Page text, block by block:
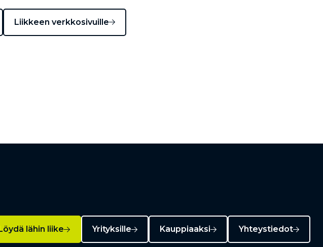
Liikkeen verkkosivuille
lähin liike Yrityksille Kauppiaaksi Yhteystiedot